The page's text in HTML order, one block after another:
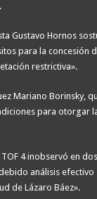
Gustavo Hornos
para la concesión
restrictiva».
Mariano Borinsky,
para otorgar
4 inobservó en
análisis
de Lázaro Báez».